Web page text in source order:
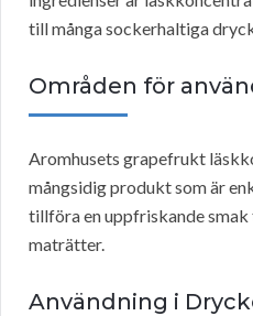
till många sockerhaltiga
Områden för
Aromhusets grapefrukt
mångsidig produkt som är
tillföra en uppfriskande
maträtter.
Användning i